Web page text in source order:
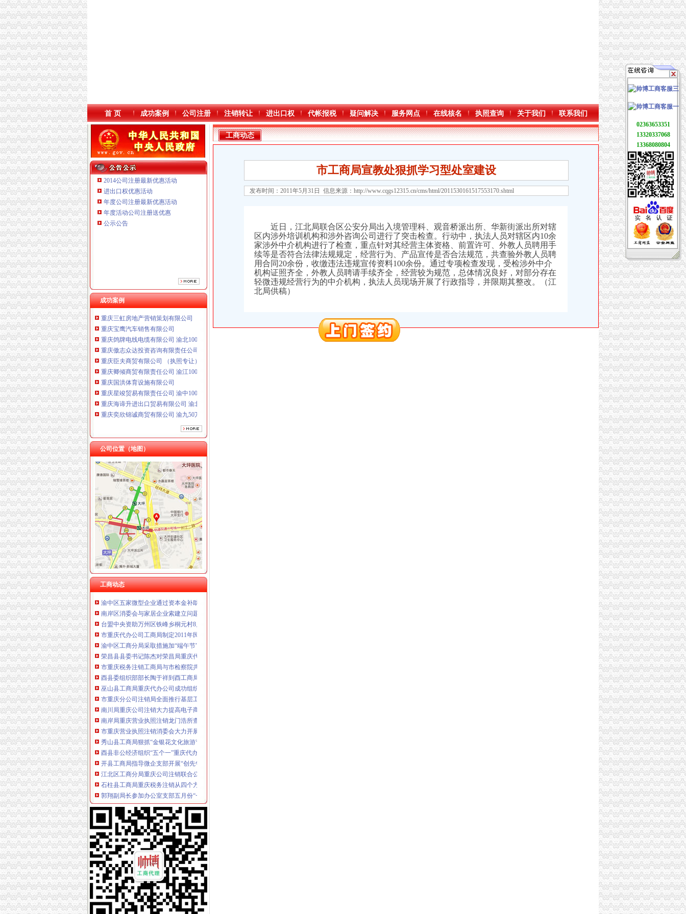
本站导航
首 页 成功案例 公司注册 注销转让 进出口权 代帐报税 疑问解决 服务网点 在线核名 执照查询 关于我们 联系我们
2014公司注册最新优惠活动
进出口权优惠活动
年度公司注册最新优惠活动
年度活动公司注册送优惠
公示公告
成功案例
重庆鸽牌电线电缆有限公司 渝北10010万 (进出口权)
重庆傲志众达投资咨询有限责任公司 渝九1000万 （增资）
重庆奕欣锦诚商贸有限公司 渝九50万 （工商注册）
重庆信同广告有限公司 渝沙50万 （工商注册）
重庆三虹房地产营销策划有限公司
重庆宝鹰汽车销售有限公司
重庆鸽牌电线电缆有限公司 渝北10010万 (进出口权)
重庆傲志众达投资咨询有限责任公司 渝九1000万 （增资）
重庆臣夫商贸有限公司 （执照专让）
重庆卿倾商贸有限责任公司 渝江100万 （工商注册）
重庆国洪体育设施有限公司
重庆星竣贸易有限责任公司 渝中100万 （进出口权）
重庆海谛升进出口贸易有限公司 渝北100万 （进出口权）
重庆奕欣锦诚商贸有限公司 渝九50万 （工商注册）
重庆信同广告有限公司 渝沙50万 （工商注册）
重庆三虹房地产营销策划有限公司
重庆宝鹰汽车销售有限公司
公司位置（地图）
工商动态
工商动态
我市重庆分公司注销出台在校大创办微型企业相关办法
渝北局行政约谈沃尔玛超市重庆公司注销指出五点问题
市重庆代办公司局副巡视员高印平率队到南川局开展考核考察工作
长寿局重庆代办公司大力促进非公经济组织创先争优
沙坪坝局重庆分公司注销三举措帮扶中小企业融资4.8亿元
江津局重庆税务注销以四个注重为抓手大力发展微型企业
垫江局重庆代办公司全面完成微型企业试点发展任务
云局重庆公司注销稳步推进学习型机关建设成效明显
渝中区五家微型企业通过资本金补助评审
南岸区消委会与家居企业索建立问题家居先行赔偿机制
台盟中央资助万州区铁峰乡桐元村8户残疾人微型企业
市重庆代办公司工商局制定2011年民主评议政风行风工作实施方案
渝中区工商分局采取措施加“端午节”重庆分公司注销期间食品安全监管
荣昌县县委书记陈杰对荣昌局重庆代办公司工商专报信息作出批示
市重庆税务注销工商局与市检察院共同研究加行政执法与刑事司法衔接工作
酉县委组织部部长陶于祥到酉工商局重庆公司注销调研非公建工作
巫山县工商局重庆代办公司成功组织农村经纪人培训
市重庆分公司注销局全面推行基层工商所纪检监察员制度
南川局重庆公司注销大力提高电子商务巡查效率
南岸局重庆营业执照注销龙门浩所查获2424听冒王老吉
市重庆营业执照注销消委会大力开展食品安全知识宣
秀山县工商局狠抓“金银花文化旅游节”重庆公司注销消费安全
酉县非公经济组织“五个一”重庆代办公司隆重纪念建九十周年
开县工商局指导微企支部开展“创先争优”重庆营业执照注销活动
江北区工商分局重庆公司注销联合公安突检涉外培训机构况良好
石柱县工商局重庆税务注销从四个方面着手开展电子商务监管工作培训
郭翔副局长参加办公室支部五月份“一讲二评三公示”重庆税务注销组织生活会
市工商局纪念建90周年“红旗·红盾·红歌”重庆公司注销歌咏比赛进入评比阶段
市重庆税务注销工商局在抓好次级河流水环境综合整工作中积发挥职能作用
高新区工商分局组织非公经济代表开展“我身边的重庆税务注销员” 演讲比赛
万盛区工商分局举办城区菜市场“两站”重庆公司注销授牌仪式
黔江区委书记杨宏伟对黔江区微型企业发展工作提出要求
云县工商局重庆分公司注销开展高温季节烟花竹专项整
双桥区工商分局扮好“四个角”重庆公司注销净化旅游环境
我市重庆分公司注销1-5月外商投资同比大幅增长
国家工商总局甘霖副局长批示肯定重庆推动媒体自律严把广告发布关的重庆税务注销做法
重庆市重庆代办公司工商行政管理系统第二片区地理标志保护研讨会在丰都召开
市重庆分公司注销工商局召开动员会全面启动教育美容促销广告整
工商动态
市工商局宣教处狠抓学习型处室建设
发布时间：2011年5月31日 信息来源： http://www.cqgs12315.cn/cms/html/2011530161517553170.shtml
近日，江北局联合区公安分局出入境管理科、观音桥派出所、华新街派出所对辖
区内涉外培训机构和涉外咨询公司进行了突击检查。行动中，执法人员对辖区内10余
家涉外中介机构进行了检查，重点针对其经营主体资格、前置许可、外教人员聘用手
续等是否符合法律法规规定，经营行为、产品宣传是否合法规范，共查验外教人员聘
用合同20余份，收缴违法违规宣传资料100余份。通过专项检查发现，受检涉外中介
机构证照齐全，外教人员聘请手续齐全，经营较为规范，总体情况良好，对部分存在
轻微违规经营行为的中介机构，执法人员现场开展了行政指导，并限期其整改。（江
北局供稿）
02363653351
13320337068
13368080804